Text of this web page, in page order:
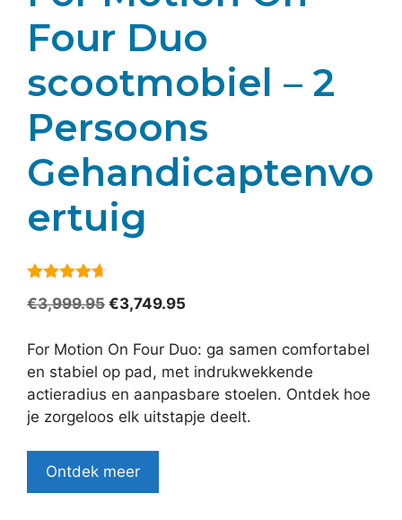
Four Duo
scootmobiel – 2
Persoons
Gehandicaptenvo
ertuig
€3,999.95 Oorspronkelijke
was:
€3,999.95.
€3,749.95
is:
€3,749.95.
For Motion On Four Duo: ga samen comfortabel
en stabiel op pad, met indrukwekkende
actieradius en aanpasbare stoelen. Ontdek hoe
je zorgeloos elk uitstapje deelt.
Ontdek meer